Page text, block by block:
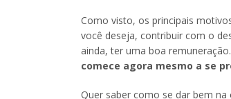
Como visto, os principais
você deseja, contribuir com o
ainda, ter uma boa
comece agora mesmo a se
Quer saber como se dar bem